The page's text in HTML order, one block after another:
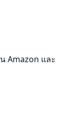
Amazon และ